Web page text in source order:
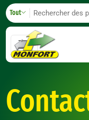
Skip
to
content
S
e
a
Tout